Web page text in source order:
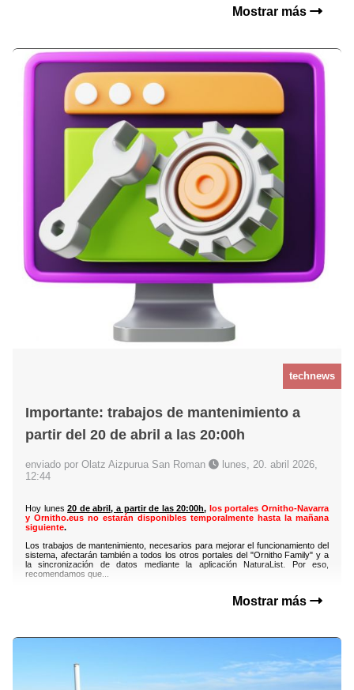
Mostrar más
technews
Importante: trabajos de mantenimiento a
partir del 20 de abril a las 20:00h
enviado por Olatz Aizpurua San Roman
lunes, 20. abril 2026,
12:44
Hoy lunes20 de abril, a partir de las 20:00h, los portales Ornitho-Navarra
y Ornitho.eus no estarán disponibles temporalmente hasta la mañana
siguiente.
Los trabajos de mantenimiento, necesarios para mejorar el funcionamiento del
sistema, afectarán también a todos los otros portales del "Ornitho Family" y a
la sincronización de datos mediante la aplicación NaturaList. Por eso,
recomendamos que...
Mostrar más